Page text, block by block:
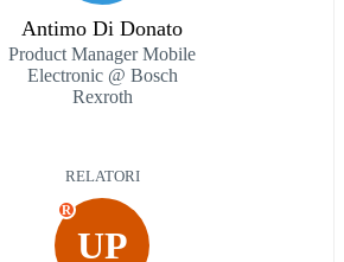
Antimo Di Donato
Product Manager Mobile
Electronic @ Bosch
Rexroth
RELATORI
UP
R